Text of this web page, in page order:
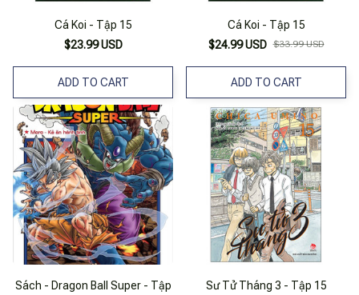
Cá Koi - Tập 15
$23.99 USD
ADD TO CART
Cá Koi - Tập 15
$24.99 USD $33.99 USD
ADD TO CART
Sách - Dragon Ball Super - Tập
Sư Tử Tháng 3 - Tập 15